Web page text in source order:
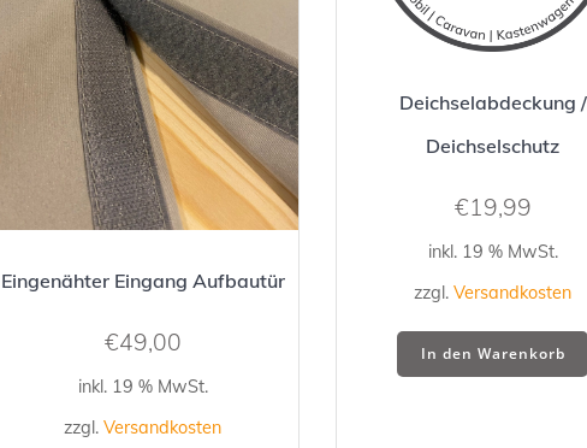
Eingenähter Eingang Aufbautür
€49,00
inkl. 19 % MwSt.
zzgl. Versandkosten
Deichselabdeckung /
Deichselschutz
€19,99
inkl. 19 % MwSt.
zzgl. Versandkosten
In den Warenkorb